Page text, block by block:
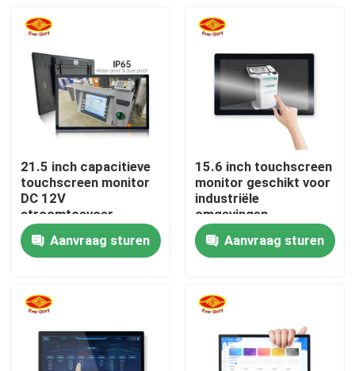
Over ons
Fabrieksreis
Kwaliteitscontrole
Contacteer ons
nieuws
Het Comité van de aanrakingsvertoning
21.5 inch capacitieve
touchscreen monitor
DC 12V
stroomtoevoer
Desktop/Wall Mount
optioneleAanvraag sturen
15.6 inch touchscreen
monitor geschikt voor
industriële
omgevingen
Aanvraag sturen